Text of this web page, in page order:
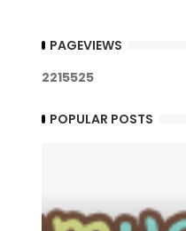
PAGEVIEWS
2215525
POPULAR POSTS